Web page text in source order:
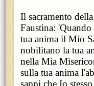
Il sacramento
Faustina: 'Quando
tua anima il Mio
nobilitano la tua
nella Mia
sulla tua anima
sappi che Io